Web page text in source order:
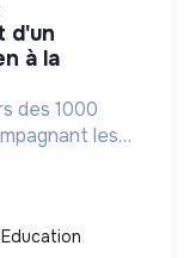
à la
des 1000
les
des
Education